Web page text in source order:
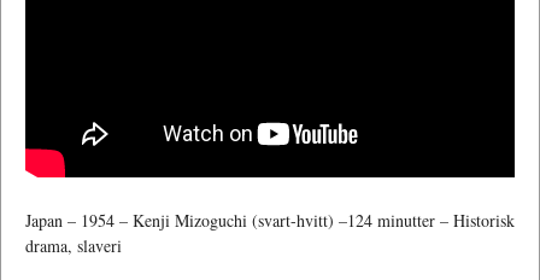
Japan – 1954 – Kenji Mizoguchi (svart-hvitt) –124 minutter – Historisk
drama, slaveri